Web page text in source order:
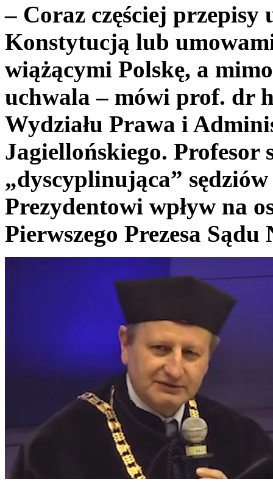
– Coraz częściej przepisy
Konstytucją lub
wiążącymi Polskę, a
uchwala – mówi prof. dr
Wydziału Prawa i
Jagiellońskiego. Profesor
„dyscyplinująca”
Prezydentowi wpływ na
Pierwszego Prezesa